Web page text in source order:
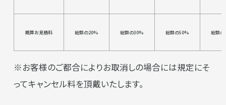
概算お見積料 総額の20% 総額の30% 総額の50% 総額
※お客様のご都合によりお取消しの場合には規定にそ
ってキャンセル料を頂戴いたします。